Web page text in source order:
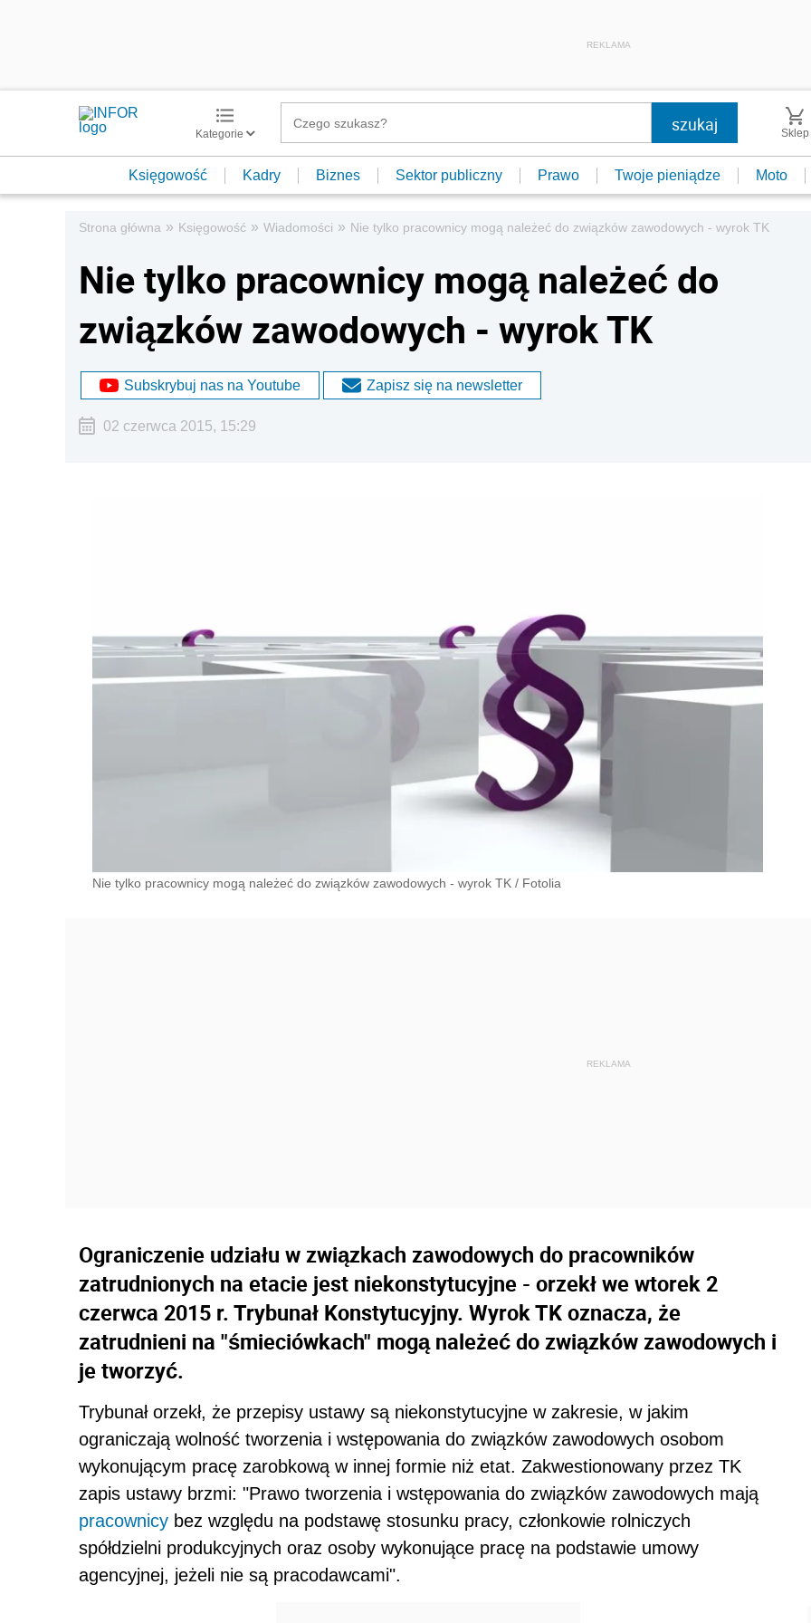
REKLAMA
Kategorie Sklep
Księgowość Kadry Biznes Sektor publiczny Prawo Twoje pieniądze Moto
Strona główna » Księgowość » Wiadomości » Nie tylko pracownicy mogą należeć do związków zawodowych - wyrok TK
Nie tylko pracownicy mogą należeć do
związków zawodowych - wyrok TK
Subskrybuj nas na Youtube Zapisz się na newsletter
02 czerwca 2015, 15:29
Nie tylko pracownicy mogą należeć do związków zawodowych - wyrok TK / Fotolia
Ograniczenie udziału w związkach zawodowych do pracowników
zatrudnionych na etacie jest niekonstytucyjne - orzekł we wtorek 2
czerwca 2015 r. Trybunał Konstytucyjny. Wyrok TK oznacza, że
zatrudnieni na "śmieciówkach" mogą należeć do związków zawodowych i
je tworzyć.
Trybunał orzekł, że przepisy ustawy są niekonstytucyjne w zakresie, w jakim
ograniczają wolność tworzenia i wstępowania do związków zawodowych osobom
wykonującym pracę zarobkową w innej formie niż etat. Zakwestionowany przez TK
zapis ustawy brzmi: "Prawo tworzenia i wstępowania do związków zawodowych mają
pracownicy bez względu na podstawę stosunku pracy, członkowie rolniczych
spółdzielni produkcyjnych oraz osoby wykonujące pracę na podstawie umowy
agencyjnej, jeżeli nie są pracodawcami".